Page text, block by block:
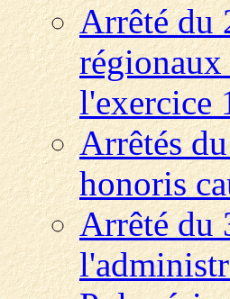
Arrêté du
régionaux
l'exercice
Arrêtés
honoris
Arrêté du